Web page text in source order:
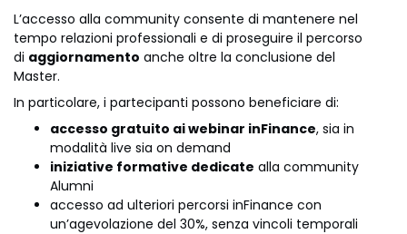
L’accesso alla community consente di mantenere nel
tempo relazioni professionali e di proseguire il percorso
di aggiornamento anche oltre la conclusione del
Master.
In particolare, i partecipanti possono beneficiare di:
accesso gratuito ai webinar inFinance, sia in
modalità live sia on demand
iniziative formative dedicate alla community
Alumni
accesso ad ulteriori percorsi inFinance con
un’agevolazione del 30%, senza vincoli temporali